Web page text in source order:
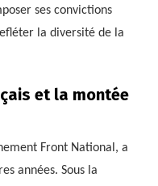
ses convictions
la diversité de la
et la montée
Front National, a
années. Sous la